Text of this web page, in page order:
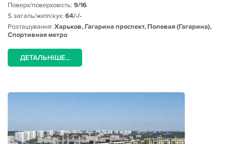
Поверх/поверховість: 9/16
S загаль/житл/кух: 64/-/-
Розташування: Харьков, Гагарина проспект, Полевая (Гагарина),
Спортивная метро
ДЕТАЛЬНІШЕ...